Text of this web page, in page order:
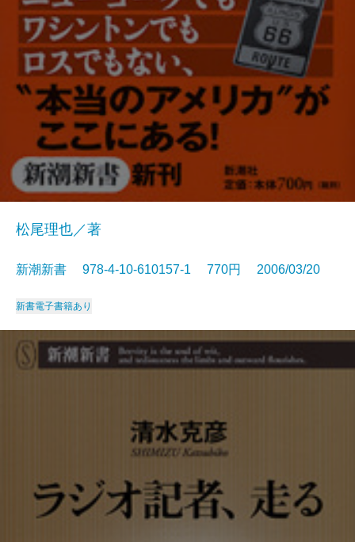
松尾理也／著
新潮新書 978-4-10-610157-1 770円 2006/03/20
新書電子書籍あり